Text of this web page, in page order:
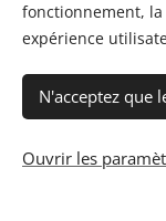
© 2023 Les
fonctionnement,
expérience
N'acceptez que
Ouvrir les